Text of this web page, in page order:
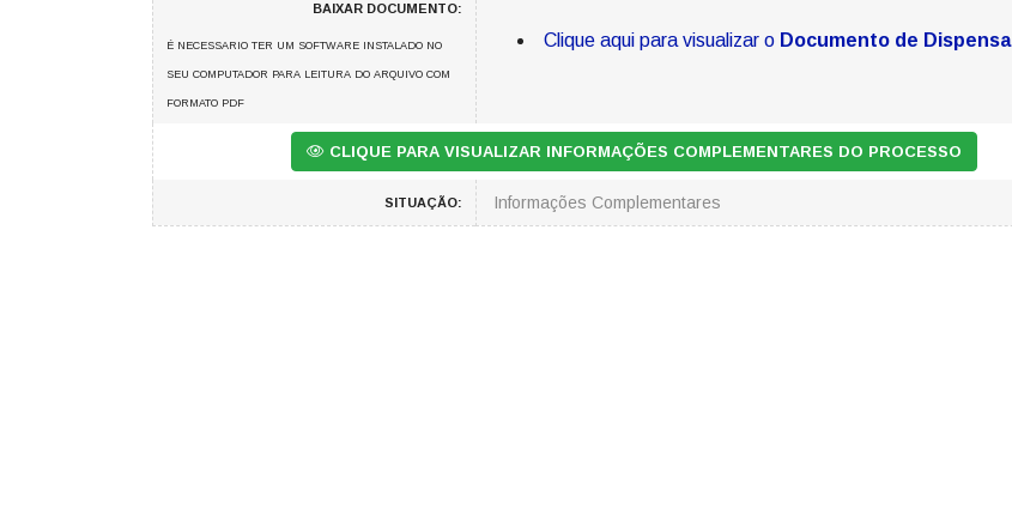
BAIXAR DOCUMENTO:
É NECESSARIO TER UM SOFTWARE INSTALADO NO
SEU COMPUTADOR PARA LEITURA DO ARQUIVO COM
FORMATO PDF
Clique aqui para visualizar o Documento de Dispensa
CLIQUE PARA VISUALIZAR INFORMAÇÕES COMPLEMENTARES DO PROCESSO
SITUAÇÃO: Informações Complementares